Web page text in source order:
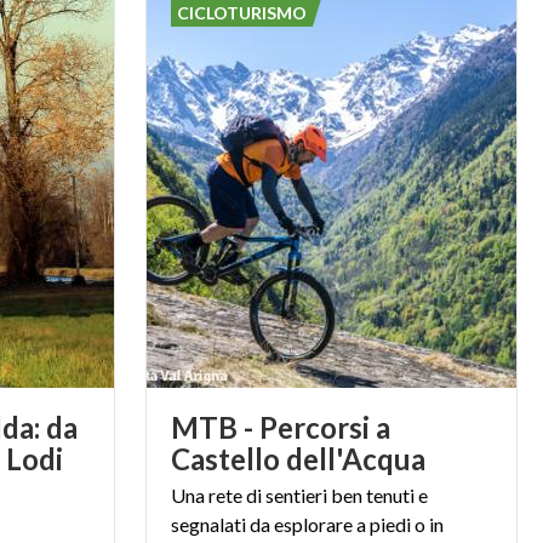
ed
di-varese-le-
di
da
Lodi
MTB - Percorsi a
Castello dell'Acqua
Una rete di sentieri ben tenuti e
segnalati da esplorare a piedi o in
CICLOTURISMO